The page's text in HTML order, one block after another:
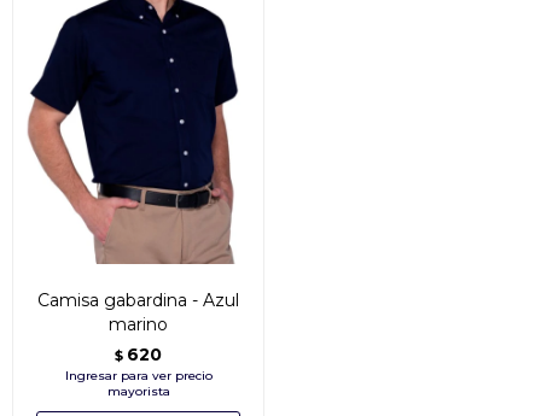
Camisa gabardina - Azul
marino
$ 620